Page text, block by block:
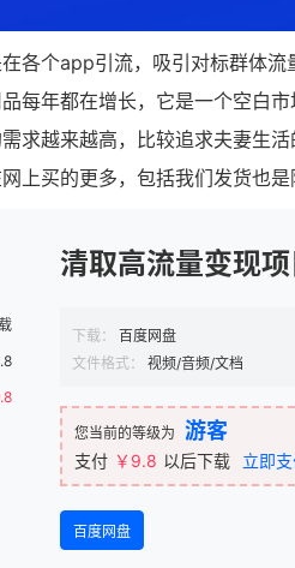
各个app引流，吸引对标群体
每年都在增长，它是一个空白
求越来越高，比较追求夫妻生
上买的更多，包括我们发货也是
清取高流量变现
下载： 百度网盘
文件格式：
视频/音频/文档
您当前的等级为 游客
支付 ￥9.8 以后下载 立即
百度网盘